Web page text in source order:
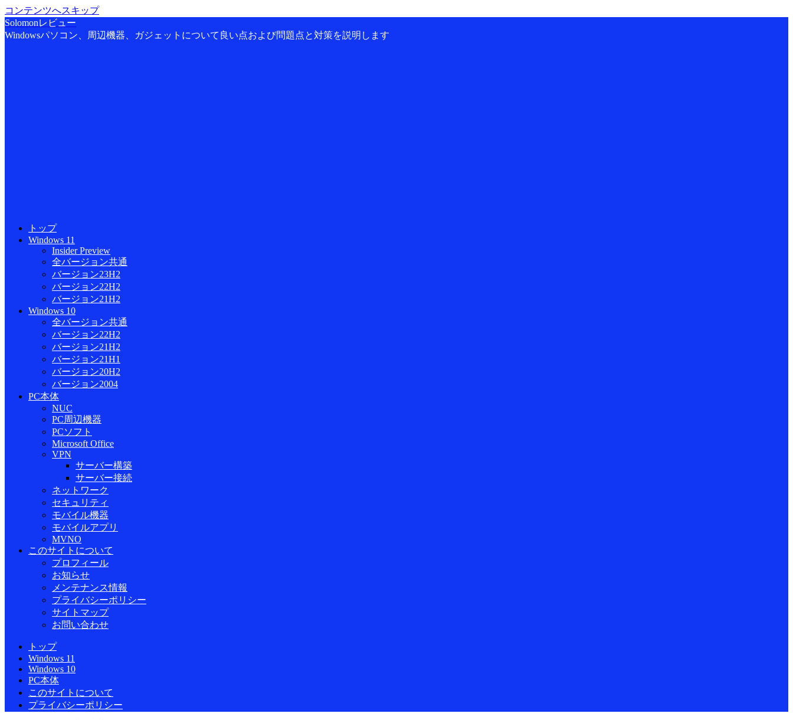
コンテンツへスキップ
Solomonレビュー
Windowsパソコン、周辺機器、ガジェットについて良い点および問題点と対策を説明します
トップ
Windows 11
Insider Preview
全バージョン共通
バージョン23H2
バージョン22H2
バージョン21H2
Windows 10
全バージョン共通
バージョン22H2
バージョン21H2
バージョン21H1
バージョン20H2
バージョン2004
PC本体
NUC
PC周辺機器
PCソフト
Microsoft Office
VPN
サーバー構築
サーバー接続
ネットワーク
セキュリティ
モバイル機器
モバイルアプリ
MVNO
このサイトについて
プロフィール
お知らせ
メンテナンス情報
プライバシーポリシー
サイトマップ
お問い合わせ
トップ
Windows 11
Windows 10
PC本体
このサイトについて
プライバシーポリシー